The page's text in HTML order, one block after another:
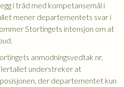
i tråd med kompetansemål i
mener departementets svar i
Stortingets intensjon om at
anmodningsvedtak nr.
understreker at
der departementet kun